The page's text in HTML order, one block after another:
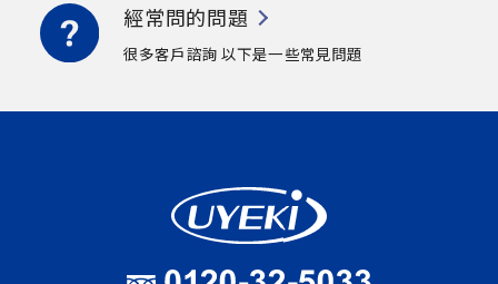
經常問的問題
很多客戶諮詢 以下是一些常見問題